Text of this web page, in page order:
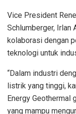
Vice President
Schlumberger, Irlan
kolaborasi dengan
teknologi untuk
“Dalam industri
listrik yang tinggi,
Energy Geothermal
yang mampu